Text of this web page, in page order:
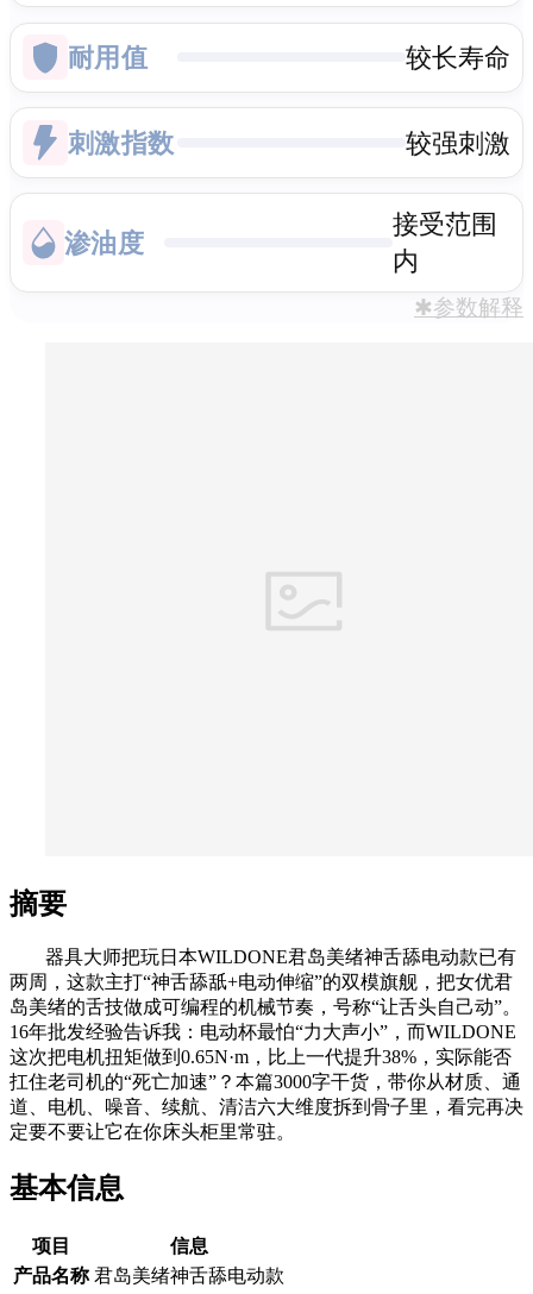
耐用值 较长寿命
刺激指数 较强刺激
渗油度
接受范围
内
✱参数解释
摘要
器具大师把玩日本WILDONE君岛美绪神舌舔电动款已有
两周，这款主打“神舌舔舐+电动伸缩”的双模旗舰，把女优君
岛美绪的舌技做成可编程的机械节奏，号称“让舌头自己动”。
16年批发经验告诉我：电动杯最怕“力大声小”，而WILDONE
这次把电机扭矩做到0.65N·m，比上一代提升38%，实际能否
扛住老司机的“死亡加速”？本篇3000字干货，带你从材质、通
道、电机、噪音、续航、清洁六大维度拆到骨子里，看完再决
定要不要让它在你床头柜里常驻。
基本信息
项目
信息
产品名称 君岛美绪神舌舔电动款